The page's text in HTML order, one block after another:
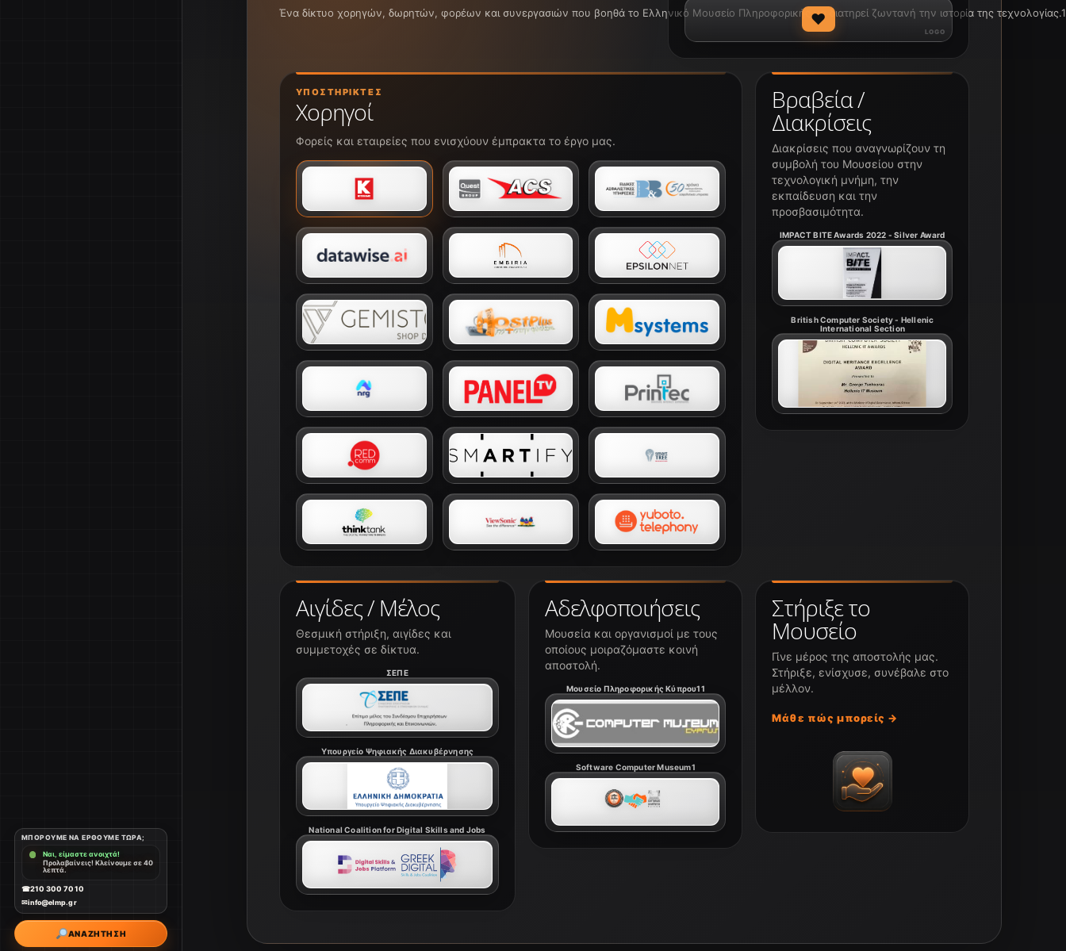
ΜΠΟΡΟΎΜΕ ΝΑ ΈΡΘΟΥΜΕ ΤΏΡΑ;
Ναι, είμαστε ανοιχτά!
Προλαβαίνεις! Κλείνουμε σε 40
λεπτά.
☎210 300 7010
✉info@elmp.gr
Ένα δίκτυο χορηγών, δωρητών, φορέων και συνεργασιών που βοηθά το Ελληνικό Μουσείο Πληροφορικής να διατηρεί ζωντανή την ιστορία της τεχνολογίας.1
♥
ΥΠΟΣΤΗΡΙΚΤΈΣ
Χορηγοί
Φορείς και εταιρείες που ενισχύουν έμπρακτα το έργο μας.
Αδελφοποιήσεις
Μουσεία και οργανισμοί με τους
οποίους μοιραζόμαστε κοινή
αποστολή.
Μουσείο Πληροφορικής Κύπρου11
Software Computer Museum1
Αιγίδες / Μέλος
Θεσμική στήριξη, αιγίδες και
συμμετοχές σε δίκτυα.
ΣΕΠΕ
Υπουργείο Ψηφιακής Διακυβέρνησης
National Coalition for Digital Skills and Jobs
Βραβεία /
Διακρίσεις
Διακρίσεις που αναγνωρίζουν τη
συμβολή του Μουσείου στην
τεχνολογική μνήμη, την
εκπαίδευση και την
προσβασιμότητα.
IMPACT BITE Awards 2022 - Silver Award
British Computer Society - Hellenic
International Section
Στήριξε το
Μουσείο
Γίνε μέρος της αποστολής μας.
Στήριξε, ενίσχυσε, συνέβαλε στο
μέλλον.
Μάθε πώς μπορείς →